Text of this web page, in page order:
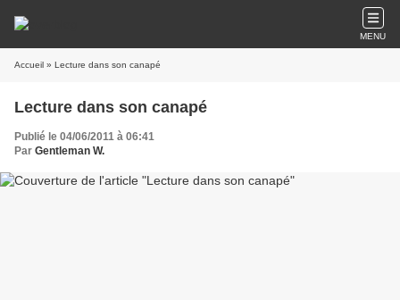
MENU
Accueil » Lecture dans son canapé
Lecture dans son canapé
Publié le 04/06/2011 à 06:41
Par Gentleman W.